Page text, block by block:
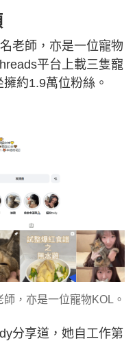
老師，亦是一位寵物
平台上載三隻寵
約1.9萬位粉絲。
，亦是一位寵物KOL。
分享道，她自工作第